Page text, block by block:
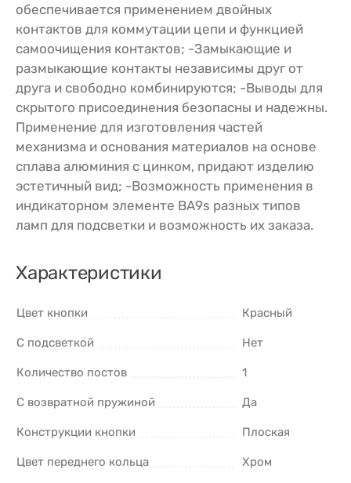
обеспечивается применением двойных
контактов для коммутации цепи и функцией
самоочищения контактов; -Замыкающие и
размыкающие контакты независимы друг от
друга и свободно комбинируются; -Выводы для
скрытого присоединения безопасны и надежны.
Применение для изготовления частей
механизма и основания материалов на основе
сплава алюминия с цинком, придают изделию
эстетичный вид; -Возможность применения в
индикаторном элементе BA9s разных типов
ламп для подсветки и возможность их заказа.
Характеристики
Цвет кнопки Красный
С подсветкой Нет
Количество постов 1
С возвратной пружиной Да
Конструкции кнопки Плоская
Цвет переднего кольца Хром